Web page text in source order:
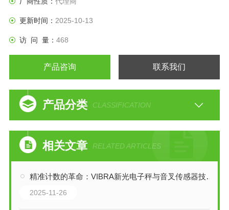
0.1g：2种型号
更新时间： 2025-10-13
访 问 量： 468
产品咨询 联系我们
产品分类 CLASSIFICATION
相关文章 RELATED ARTICLES
精准计数的革命：VIBRA新光电子秤与音叉传感器技术解析
2025-11-26